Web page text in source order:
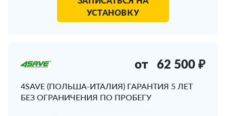
УСТАНОВКУ
4SAVE (ПОЛЬША-ИТАЛИЯ) ГАРАНТИЯ 5 ЛЕТ
БЕЗ ОГРАНИЧЕНИЯ ПО ПРОБЕГУ
от 62 500 ₽